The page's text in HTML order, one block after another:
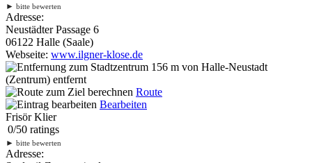
► bitte bewerten
Adresse:
Neustädter Passage 6
06122 Halle (Saale)
Webseite: www.ilgner-klose.de
156 m von Halle-Neustadt
(Zentrum) entfernt
Route
Bearbeiten
Frisör Klier
0/50 ratings
► bitte bewerten
Adresse: